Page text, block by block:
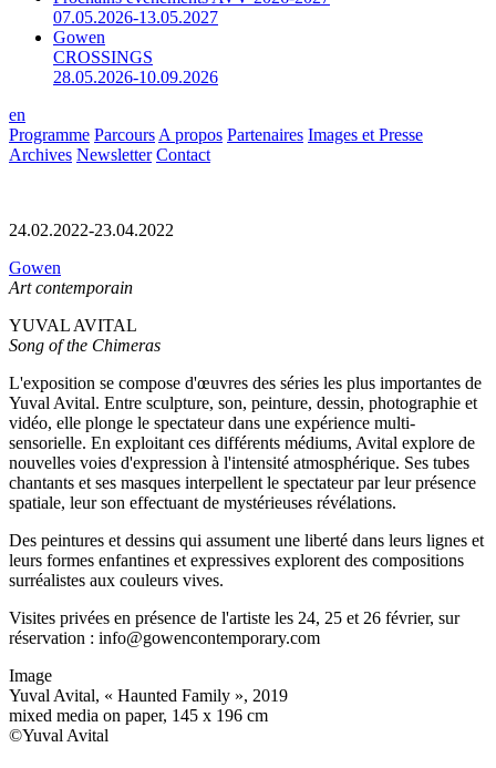
07.05.2026-13.05.2027
Gowen
CROSSINGS
28.05.2026-10.09.2026
en
Programme Parcours A propos Partenaires Images et Presse
Archives Newsletter Contact
24.02.2022-23.04.2022
Gowen
Art contemporain
YUVAL AVITAL
Song of the Chimeras
L'exposition se compose d'œuvres des séries les plus importantes de
Yuval Avital. Entre sculpture, son, peinture, dessin, photographie et
vidéo, elle plonge le spectateur dans une expérience multi-
sensorielle. En exploitant ces différents médiums, Avital explore de
nouvelles voies d'expression à l'intensité atmosphérique. Ses tubes
chantants et ses masques interpellent le spectateur par leur présence
spatiale, leur son effectuant de mystérieuses révélations.
Des peintures et dessins qui assument une liberté dans leurs lignes et
leurs formes enfantines et expressives explorent des compositions
surréalistes aux couleurs vives.
Visites privées en présence de l'artiste les 24, 25 et 26 février, sur
réservation : info@gowencontemporary.com
Image
Yuval Avital, « Haunted Family », 2019
mixed media on paper, 145 x 196 cm
©Yuval Avital